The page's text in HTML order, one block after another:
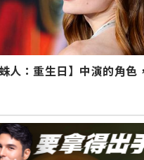
人：重生日】中演的角色